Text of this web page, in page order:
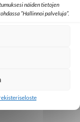
näiden tietojen
”Hallinnoi palveluja”.